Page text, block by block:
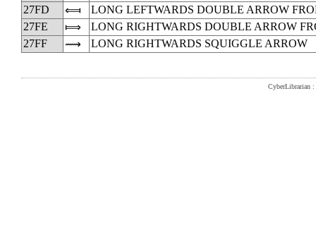
27FD
⟽
LONG LEFTWARDS DOUBLE ARROW
27FE
⟾
LONG RIGHTWARDS DOUBLE ARROW
27FF
⟿ LONG RIGHTWARDS SQUIGGLE ARROW
CyberLibrarian